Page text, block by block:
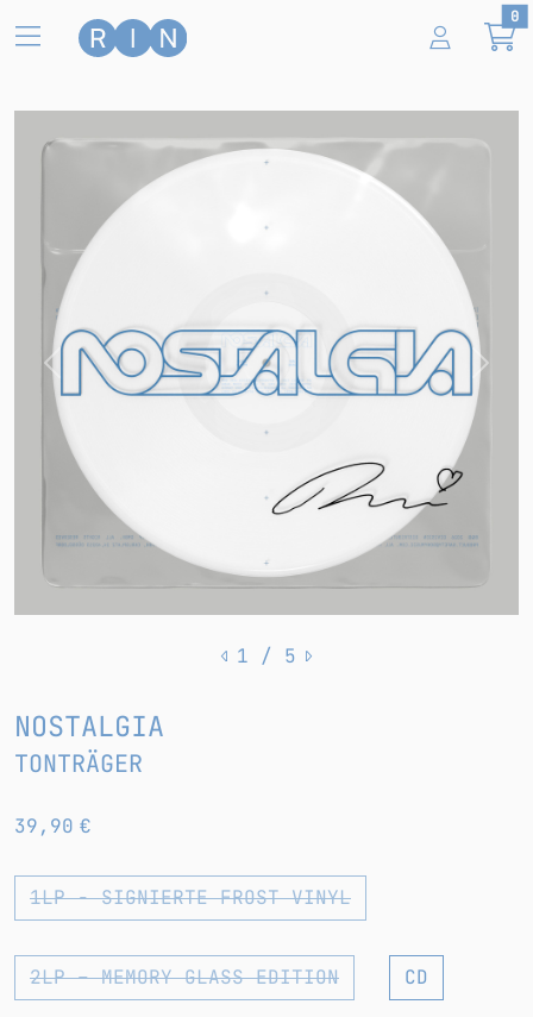
Zum Hauptinhalt springen 0
Nostalgia
Alle Produkte
Previous Next
1 / 5
NOSTALGIA
TONTRÄGER
39,90 €
1LP - SIGNIERTE FROST VINYL
2LP – MEMORY GLASS EDITION CD